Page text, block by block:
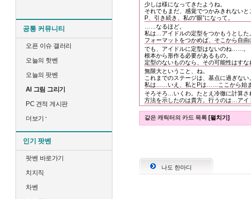
공통 커뮤니티
오픈 이슈 갤러리
오늘의 핫벤
오늘의 팟벤
AI 그림 그리기
PC 견적 게시판
더보기
인기 팟벤
팟벤 바로가기
치지직
차벤
少しは様になってきたようね。
それでもまだ、感覚でつかみきれないと
P、引き続き、私の“眼”になって。
……なるほど。
私は…アイドルの定型をつかもうとした。
フォーマットをつかめば、そこから自由
でも、アイドルに定型はないのね……。
根本から形作る必要があるもの。
定型のないものなら、その可能性はす
無限大ということ、ね。
これまでのステージは、基点に過ぎない。
私は……いえ、私とPは……ここから始ま
そろそろ…いくわ。たとえ冷徹に計算さ
方法を示したのは貴方。行うのは…アイ
같은 캐릭터의 카드 목록 [펼치기]
나도 한마디